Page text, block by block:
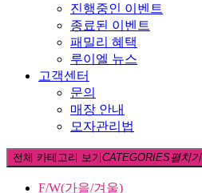
진행중인 이벤트
종료된 이벤트
패밀리 혜택
루이엘 뉴스
고객센터
문의
매장 안내
모자관리법
전체 카테고리 보기CATEGORIES펼치기
F/W(가을/겨울)